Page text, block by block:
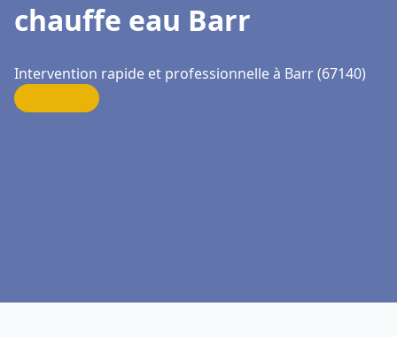
chauffe eau Barr
Intervention rapide et professionnelle à Barr (67140)